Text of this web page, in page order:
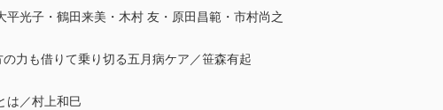
光子・鶴田来美・木村 友・原田昌範・市村尚之
力も借りて乗り切る五月病ケア／笹森有起
は／村上和巳